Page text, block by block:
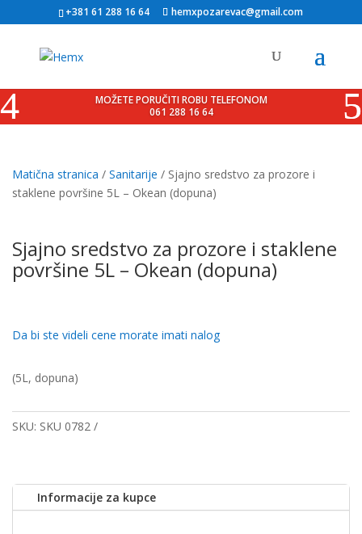
+381 61 288 16 64 hemxpozarevac@gmail.com
MOŽETE PORUČITI ROBU TELEFONOM
061 288 16 64
Matična stranica / Sanitarije / Sjajno sredstvo za prozore i
staklene površine 5L – Okean (dopuna)
Sjajno sredstvo za prozore i staklene
površine 5L – Okean (dopuna)
Da bi ste videli cene morate imati nalog
(5L, dopuna)
SKU: SKU 0782
Informacije za kupce